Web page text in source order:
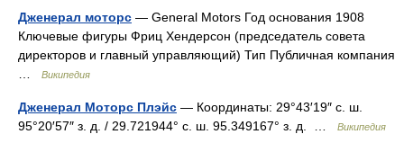
Дженерал моторс — General Motors Год основания 1908
Ключевые фигуры Фриц Хендерсон (председатель совета
директоров и главный управляющий) Тип Публичная компания
Википедия
Дженерал Моторс Плэйс — Координаты: 29°43′19″ с. ш.
95°20′57″ з. д. / 29.721944° с. ш. 95.349167° з. д. …
Википедия